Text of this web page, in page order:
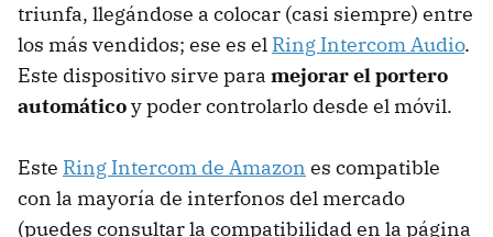
triunfa, llegándose a colocar (casi siempre) entre
los más vendidos; ese es el Ring Intercom Audio.
Este dispositivo sirve para mejorar el portero
automáticoy poder controlarlo desde el móvil.
Este Ring Intercom de Amazon es compatible
con la mayoría de interfonos del mercado
(puedes consultar la compatibilidad en la página